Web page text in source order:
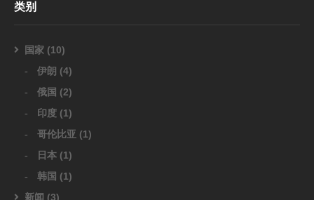
类别
国家 (10)
伊朗 (4)
俄国 (2)
印度 (1)
哥伦比亚 (1)
日本 (1)
韩国 (1)
新闻 (3)